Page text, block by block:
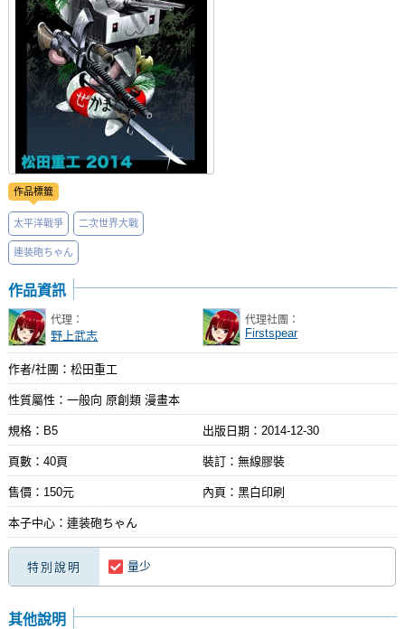
作品標籤
太平洋戰爭 二次世界大戰
連装砲ちゃん
作品資訊
代理：
野上武志
代理社團：
Firstspear
作者/社團：松田重工
性質屬性：一般向 原創類 漫畫本
規格：B5 出版日期： 2014-12-30
頁數：40頁 裝訂：無線膠裝
售價：150元 內頁：黑白印刷
本子中心：連装砲ちゃん
特別說明 量少
其他說明